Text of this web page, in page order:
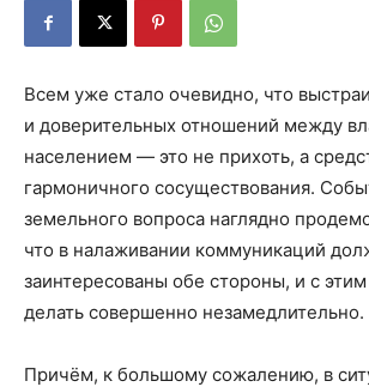
Всем уже стало очевидно, что
и доверительных отношений между
населением — это не прихоть, а
гармоничного сосуществования.
земельного вопроса наглядно
что в налаживании коммуникаций
заинтересованы обе стороны, и с
делать совершенно незамедлительно.
Причём, к большому сожалению, в